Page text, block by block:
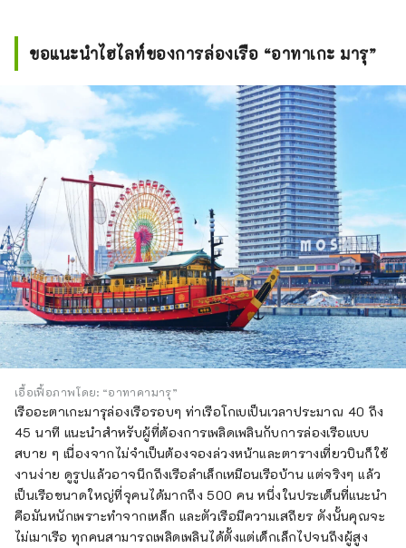
ขอแนะนำไฮไลท์ของการล่องเรือ “อาทาเกะ มารุ”
เอื้อเฟื้อภาพโดย: “อาทาคามารุ”
เรืออะตาเกะมารุล่องเรือรอบๆ ท่าเรือโกเบเป็นเวลาประมาณ 40 ถึง
45 นาที แนะนำสำหรับผู้ที่ต้องการเพลิดเพลินกับการล่องเรือแบบ
สบาย ๆ เนื่องจากไม่จำเป็นต้องจองล่วงหน้าและตารางเที่ยวบินก็ใช้
งานง่าย ดูรูปแล้วอาจนึกถึงเรือลำเล็กเหมือนเรือบ้าน แต่จริงๆ แล้ว
เป็นเรือขนาดใหญ่ที่จุคนได้มากถึง 500 คน หนึ่งในประเด็นที่แนะนำ
คือมันหนักเพราะทำจากเหล็ก และตัวเรือมีความเสถียร ดังนั้นคุณจะ
ไม่เมาเรือ ทุกคนสามารถเพลิดเพลินได้ตั้งแต่เด็กเล็กไปจนถึงผู้สูง